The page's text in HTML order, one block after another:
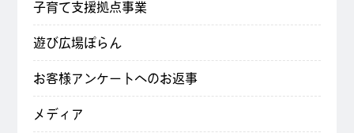
子育て支援拠点事業
遊び広場ぽらん
お客様アンケートへのお返事
メディア